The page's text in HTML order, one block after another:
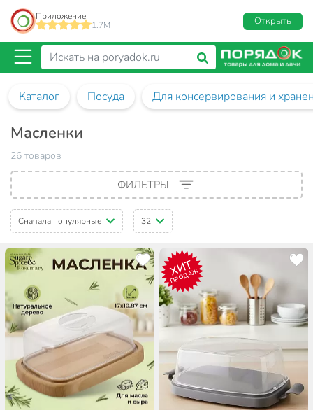
Приложение
1.7M
Открыть
Каталог Посуда Для консервирования и
Масленки
26 товаров
ФИЛЬТРЫ
Сначала популярные 32
ХИТ
ПРОДАЖ